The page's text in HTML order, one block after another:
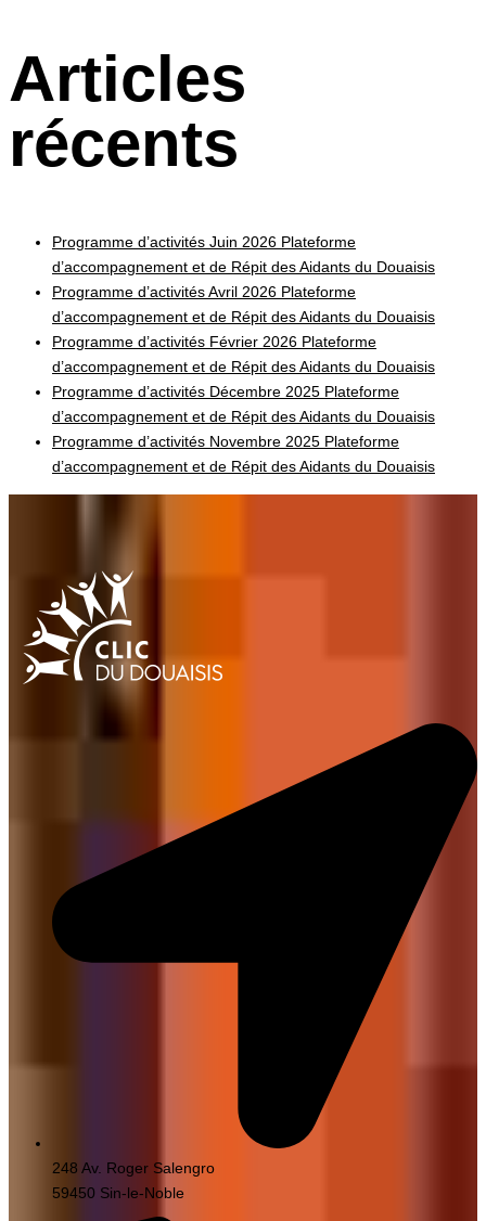
Articles
récents
Programme d’activités Juin 2026 Plateforme
d’accompagnement et de Répit des Aidants du Douaisis
Programme d’activités Avril 2026 Plateforme
d’accompagnement et de Répit des Aidants du Douaisis
Programme d’activités Février 2026 Plateforme
d’accompagnement et de Répit des Aidants du Douaisis
Programme d’activités Décembre 2025 Plateforme
d’accompagnement et de Répit des Aidants du Douaisis
Programme d’activités Novembre 2025 Plateforme
d’accompagnement et de Répit des Aidants du Douaisis
248 Av. Roger Salengro
59450 Sin-le-Noble